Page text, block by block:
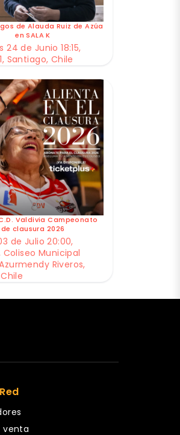
de Alauda Ruiz de Azúa
en SALA K
24 de Junio 18:15,
Santiago, Chile
Valdivia Campeonato
de clausura 2026
de Julio 20:00,
Coliseo Municipal
Riveros,
venta